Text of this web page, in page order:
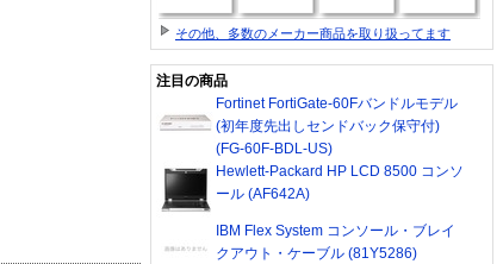
その他、多数のメーカー商品を取り扱ってます
注目の商品
Fortinet FortiGate-60Fバンドルモデル
(初年度先出しセンドバック保守付)
(FG-60F-BDL-US)
Hewlett-Packard HP LCD 8500 コンソ
ール (AF642A)
IBM Flex System コンソール・ブレイ
クアウト・ケーブル (81Y5286)